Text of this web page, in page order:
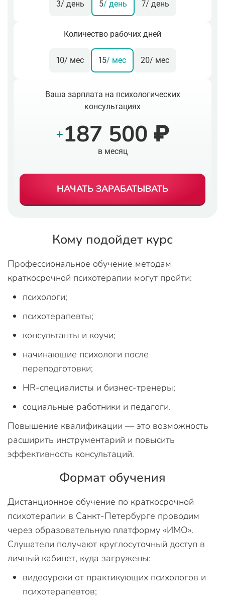
3/ день 5/ день 7/ день
Количество рабочих дней
10/ мес 15/ мес 20/ мес
Ваша зарплата на психологических
консультациях
+187 500 ₽
в месяц
НАЧАТЬ ЗАРАБАТЫВАТЬ
Кому подойдет курс
Профессиональное обучение методам
краткосрочной психотерапии могут пройти:
психологи;
психотерапевты;
консультанты и коучи;
начинающие психологи после
переподготовки;
HR-специалисты и бизнес-тренеры;
социальные работники и педагоги.
Повышение квалификации — это возможность
расширить инструментарий и повысить
эффективность консультаций.
Формат обучения
Дистанционное обучение по краткосрочной
психотерапии в Санкт-Петербурге проводим
через образовательную платформу «ИМО».
Слушатели получают круглосуточный доступ в
личный кабинет, куда загружены:
видеоуроки от практикующих психологов и
психотерапевтов;